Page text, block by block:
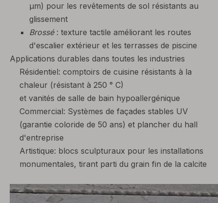
μm) pour les revêtements de sol résistants au
glissement
Brossé : texture tactile améliorant les routes
d'escalier extérieur et les terrasses de piscine
Applications durables dans toutes les industries
Résidentiel: comptoirs de cuisine résistants à la
chaleur (résistant à 250 ° C)
et vanités de salle de bain hypoallergénique
Commercial: Systèmes de façades stables UV
(garantie coloride de 50 ans) et plancher du hall
d'entreprise
Artistique: blocs sculpturaux pour les installations
monumentales, tirant parti du grain fin de la calcite